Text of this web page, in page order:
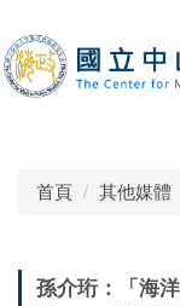
到
主
要
首頁 其他媒體
孫介珩：「海